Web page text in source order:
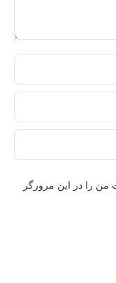
من را در این مرورگر